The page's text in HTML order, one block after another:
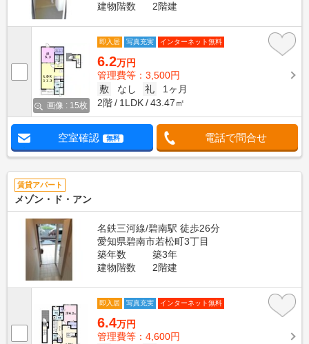
建物階数
2階建
画像 : 15枚
即入居 写真充実 インターネット無料
6.2万円
管理費等：3,500円
敷
なし 礼
1ヶ月
2階
1LDK 43.47㎡
空室確認 無料 電話で問合せ
賃貸アパート
メゾン・ド・アン
名鉄三河線/碧南駅 徒歩26分
愛知県碧南市若松町3丁目
築年数
築3年
建物階数
2階建
即入居 写真充実 インターネット無料
6.4万円
管理費等：4,600円